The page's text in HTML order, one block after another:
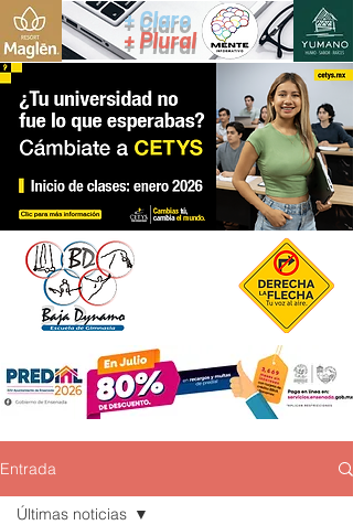
+ Claro
+ Plural
Entrada
Últimas noticias